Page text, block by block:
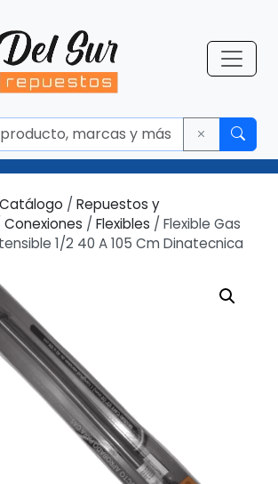
Catálogo / Repuestos y
Conexiones / Flexibles / Flexible Gas
1/2 40 A 105 Cm Dinatecnica